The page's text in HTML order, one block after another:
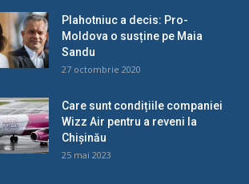
Plahotniuc a decis: Pro-
Moldova o susține pe Maia
Sandu
27 octombrie 2020
Care sunt condițiile companiei
Wizz Air pentru a reveni la
Chișinău
25 mai 2023